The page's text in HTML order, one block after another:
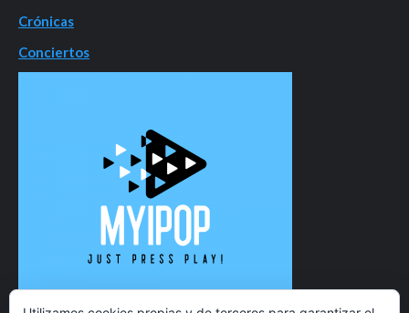
Crónicas
Conciertos